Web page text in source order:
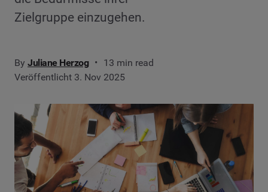
Zielgruppe einzugehen.
By Juliane Herzog
13 min read
Veröffentlicht 3. Nov 2025